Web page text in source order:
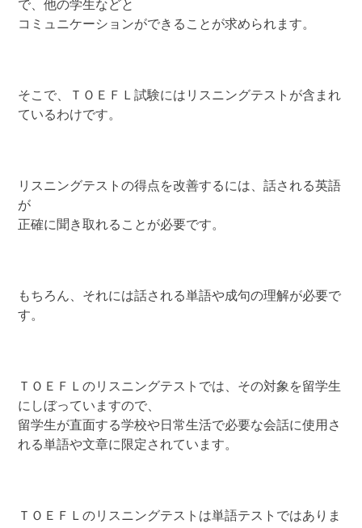
で、他の学生などと
コミュニケーションができることが求められます。
そこで、ＴＯＥＦＬ試験にはリスニングテストが含まれ
ているわけです。
リスニングテストの得点を改善するには、話される英語
が
正確に聞き取れることが必要です。
もちろん、それには話される単語や成句の理解が必要で
す。
ＴＯＥＦＬのリスニングテストでは、その対象を留学生
にしぼっていますので、
留学生が直面する学校や日常生活で必要な会話に使用さ
れる単語や文章に限定されています。
ＴＯＥＦＬのリスニングテストは単語テストではありま